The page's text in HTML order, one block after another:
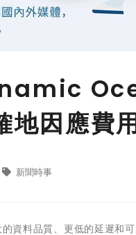
地因應費
新聞時事
資料品質、更低的延遲和